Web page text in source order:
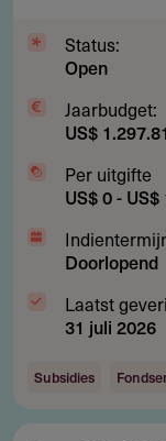
Status:
Open
Jaarbudget:
US$
Per uitgifte
US$ 0 -
Doorlopend
Laatst
31 juli 2026
Subsidies